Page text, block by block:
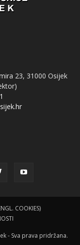
23, 31000 Osijek
COOKIES)
- Sva prava pridržana.